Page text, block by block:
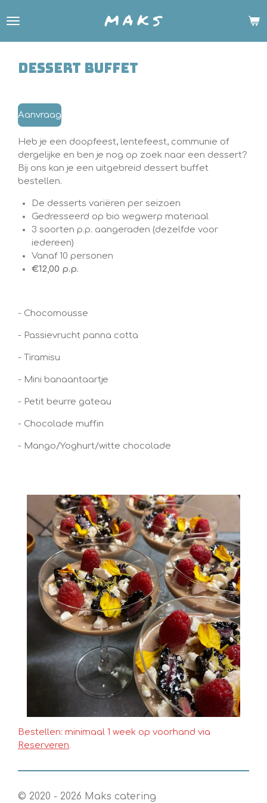
direct
hoofdinhoud
Dessert buffet
Aanvraag
Heb je een doopfeest, lentefeest, communie of
dergelijke en ben je nog op zoek naar een dessert?
Bij ons kan je een uitgebreid dessert buffet
bestellen.
De desserts variëren per seizoen
Gedresseerd op bio wegwerp materiaal
3 soorten p.p. aangeraden (dezelfde voor
iedereen)
Vanaf 10 personen
€12,00 p.p.
- Chocomousse
- Passievrucht panna cotta
- Tiramisu
- Mini banaantaartje
- Petit beurre gateau
- Chocolade muffin
- Mango/Yoghurt/witte chocolade
Bestellen: minimaal 1 week op voorhand via
Reserveren.
© 2020 - 2026 Maks catering